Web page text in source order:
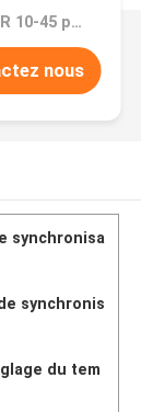
Prix：USD/EUR 10-45 per set
nous
synchronisa
synchronis
du tem